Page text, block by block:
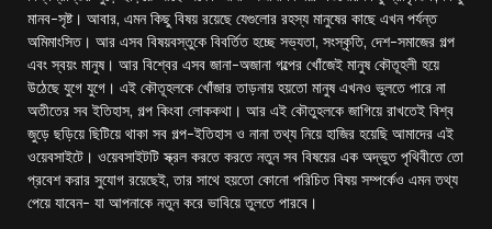
মানব-সৃষ্ট। আবার, এমন কিছু বিষয় রয়েছে যেগুলোর রহস্য মানুষের কাছে এখন পর্যন্ত
অমিমাংসিত। আর এসব বিষয়বস্তুকে বিবর্তিত হচ্ছে সভ্যতা, সংস্কৃতি, দেশ-সমাজের গল্প
এবং স্বয়ং মানুষ। আর বিশ্বের এসব জানা-অজানা গল্পের খোঁজেই মানুষ কৌতূহলী হয়ে
উঠেছে যুগে যুগে। এই কৌতূহলকে খোঁজার তাড়নায় হয়তো মানুষ এখনও ভুলতে পারে না
অতীতের সব ইতিহাস, গল্প কিংবা লোককথা। আর এই কৌতুহলকে জাগিয়ে রাখতেই বিশ্ব
জুড়ে ছড়িয়ে ছিটিয়ে থাকা সব গল্প-ইতিহাস ও নানা তথ্য নিয়ে হাজির হয়েছি আমাদের এই
ওয়েবসাইটে। ওয়েবসাইটটি স্ক্রল করতে করতে নতুন সব বিষয়ের এক অদ্ভুত পৃথিবীতে তো
প্রবেশ করার সুযোগ রয়েছেই, তার সাথে হয়তো কোনো পরিচিত বিষয় সম্পর্কেও এমন তথ্য
পেয়ে যাবেন- যা আপনাকে নতুন করে ভাবিয়ে তুলতে পারবে।